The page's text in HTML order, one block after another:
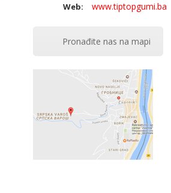
Web: www.tiptopgumi.ba
Pronađite nas na mapi
Zvornik